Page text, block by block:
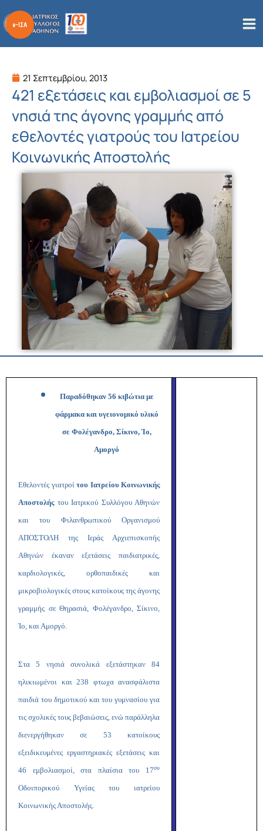
στο
περιεχόμενο
21 Σεπτεμβρίου, 2013
421 εξετάσεις και εμβολιασμοί σε 5
νησιά της άγονης γραμμής από
εθελοντές γιατρούς του Ιατρείου
Κοινωνικής Αποστολής
Παραδόθηκαν 56 κιβώτια με
φάρμακα και υγειονομικό υλικό
σε Φολέγανδρο, Σίκινο, Ίο,
Αμοργό
Εθελοντές γιατροί του Ιατρείου Κοινωνικής
Αποστολήςτου Ιατρικού Συλλόγου Αθηνών
και του Φιλανθρωπικού Οργανισμού
ΑΠΟΣΤΟΛΗ της Ιεράς Αρχιεπισκοπής
Αθηνών έκαναν εξετάσεις παιδιατρικές,
καρδιολογικές, ορθοπαιδικές και
μικροβιολογικές στους κατοίκους της άγονης
γραμμής σε Θηρασιά, Φολέγανδρο, Σίκινο,
Ίο, και Αμοργό.
Στα 5 νησιά συνολικά εξετάστηκαν 84
ηλικιωμένοι και 238 φτωχα ανασφάλιστα
παιδιά του δημοτικού και του γυμνασίου για
τις σχολικές τους βεβαιώσεις, ενώ παράλληλα
διενεργήθηκαν σε 53 κατοίκους
εξειδικευμένες εργαστηριακές εξετάσεις και
46 εμβολιασμοί,
στα πλαίσια του 17ου
Οδοιπορικού Υγείας του ιατρείου
Κοινωνικής Αποστολής.